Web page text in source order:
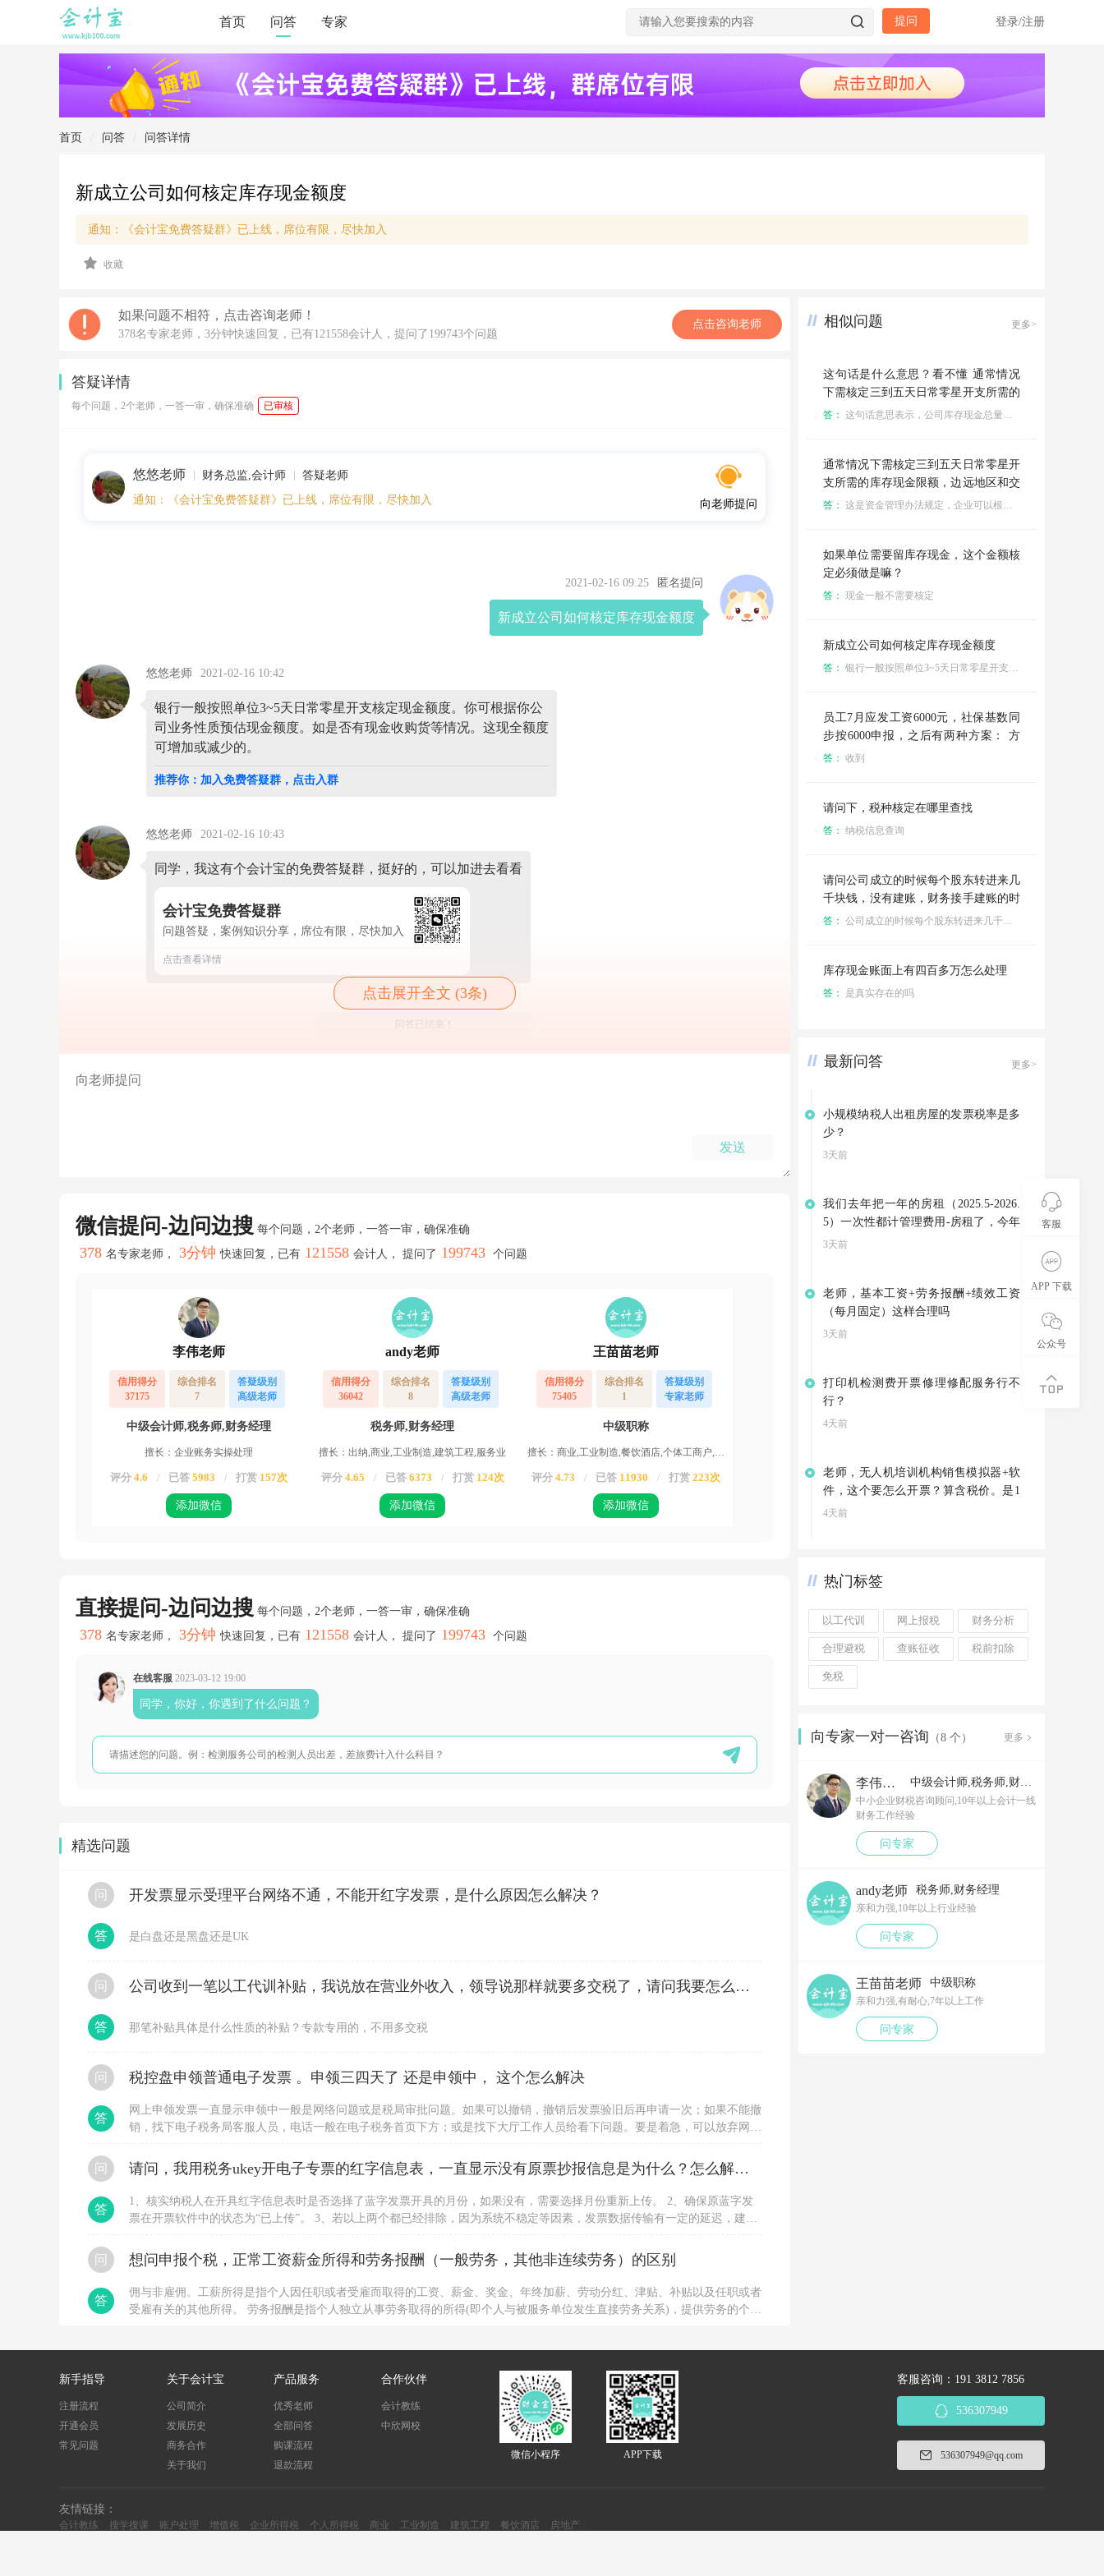
首页 问答 专家 登录/注册
提问
首页 问答 问答详情
新成立公司如何核定库存现金额度
通知：《会计宝免费答疑群》已上线，席位有限，尽快加入
2/
6
5:
4
一
般
按
常
零
星
公
金
额
如
的。
收藏
如果问题不相符，点击咨询老师！
378名专家老师，3分钟快速回复，已有121558会计人，提问了199743个问题
点击咨询老师
答疑详情
每个问题，2个老师，一答一审，确保准确 已审核
悠悠老师 财务总监,会计师
答疑老师
通知：《会计宝免费答疑群》已上线，席位有限，尽快加入
向老师提问
2021-02-16 09:25 匿名提问
新成立公司如何核定库存现金额度
悠悠老师 2021-02-16 10:42
银行一般按照单位3~5天日常零星开支核定现金额度。你可根据你公
司业务性质预估现金额度。如是否有现金收购货等情况。这现全额度
可增加或减少的。
推荐你：加入免费答疑群，点击入群
悠悠老师 2021-02-16 10:43
同学，我这有个会计宝的免费答疑群，挺好的，可以加进去看看
会计宝免费答疑群
问题答疑，案例知识分享，席位有限，尽快加入
点击查看详情
问答已结束！
点击展开全文 (3条)
发送
微信提问-边问边搜 每个问题，2个老师，一答一审，确保准确
378 名专家老师， 3分钟 快速回复，已有 121558 会计人， 提问了 199743 个问题
李伟老师
信用得分
37175
综合排名
7
答疑级别
高级老师
中级会计师,税务师,财务经理
擅长：企业账务实操处理
评分 4.6 / 已答 5983 / 打赏 157次
添加微信
andy老师
信用得分
36042
综合排名
8
答疑级别
高级老师
税务师,财务经理
擅长：出纳,商业,工业制造,建筑工程,服务业
评分 4.65 / 已答 6373 / 打赏 124次
添加微信
王苗苗老师
信用得分
75405
综合排名
1
答疑级别
专家老师
中级职称
擅长：商业,工业制造,餐饮酒店,个体工商户,服务业,运输业,物业,农业,高新企业,其他行业
评分 4.73 / 已答 11930 / 打赏 223次
添加微信
直接提问-边问边搜 每个问题，2个老师，一答一审，确保准确
378 名专家老师， 3分钟 快速回复，已有 121558 会计人， 提问了 199743 个问题
在线客服 2023-03-12 19:00
同学，你好，你遇到了什么问题？
精选问题
开发票显示受理平台网络不通，不能开红字发票，是什么原因怎么解决？
问
是白盘还是黑盘还是UK
答
公司收到一笔以工代训补贴，我说放在营业外收入，领导说那样就要多交税了，请问我要怎么做呢？领导还说让我问税局，跟税局说这笔补贴直接拿来交员工的社保，这样是不是就不用交税了？请问我该怎么做比较好呢？
问
那笔补贴具体是什么性质的补贴？专款专用的，不用多交税
答
税控盘申领普通电子发票 。申领三四天了 还是申领中， 这个怎么解决
问
网上申领发票一直显示申领中一般是网络问题或是税局审批问题。如果可以撤销，撤销后发票验旧后再申请一次；如果不能撤
销，找下电子税务局客服人员，电话一般在电子税务首页下方；或是找下大厅工作人员给看下问题。要是着急，可以放弃网上
答
请问，我用税务ukey开电子专票的红字信息表，一直显示没有原票抄报信息是为什么？怎么解决？
问
1、核实纳税人在开具红字信息表时是否选择了蓝字发票开具的月份，如果没有，需要选择月份重新上传。 2、确保原蓝字发
票在开票软件中的状态为“已上传”。 3、若以上两个都已经排除，因为系统不稳定等因素，发票数据传输有一定的延迟，建议
位协助处理。
答
想问申报个税，正常工资薪金所得和劳务报酬（一般劳务，其他非连续劳务）的区别
问
佣与非雇佣。工薪所得是指个人因任职或者受雇而取得的工资、薪金、奖金、年终加薪、劳动分红、津贴、补贴以及任职或者
受雇有关的其他所得。 劳务报酬是指个人独立从事劳务取得的所得(即个人与被服务单位发生直接劳务关系)，提供劳务的个人
答
相似问题 更多>
这句话是什么意思？看不懂 通常情况
下需核定三到五天日常零星开支所需的
库存现金限额，边远地区和交通不便地
是什么意思
答： 这句话意思表示，公司库存现金总量不得超过规定的限额
通常情况下需核定三到五天日常零星开
支所需的库存现金限额，边远地区和交
通不便地区，经开护航核定限额可多于
答： 这是资金管理办法规定，企业可以根据自身业务备用
如果单位需要留库存现金，这个金额核
定必须做是嘛？
答： 现金一般不需要核定
新成立公司如何核定库存现金额度
答： 银行一般按照单位3~5天日常零星开支核定现金额度。你可根据你公司业务性质预估现金额度。如是否有现金收购货等情况。这现全额度可增加或减少的。
员工7月应发工资6000元，社保基数同
步按6000申报，之后有两种方案： 方
案一：2026年7月起每月固定应发6000
6年度社保基数固定6000元；年内薪资
上调不实时调整。2027年7月基数申
答： 收到
请问下，税种核定在哪里查找
答： 纳税信息查询
请问公司成立的时候每个股东转进来几
千块钱，没有建账，财务接手建账的时
候库存现金只有几百块了，实收资本科
答： 公司成立的时候每个股东转进来几千块钱，钱转到哪儿了？现在库存资金就剩几百块了，其他花在哪儿了，谁花的？
库存现金账面上有四百多万怎么处理
答： 是真实存在的吗
最新问答 更多>
小规模纳税人出租房屋的发票税率是多
少？
3天前
我们去年把一年的房租（2025.5-2026.
5）一次性都计管理费用-房租了，今年
因为3月份就搬到新地址了，是向别家
的退款计入其他应付款，等支付今年的
房租是在转到管理费用——房租吗？
3天前
老师，基本工资+劳务报酬+绩效工资
（每月固定）这样合理吗
3天前
打印机检测费开票修理修配服务行不
行？
4天前
老师，无人机培训机构销售模拟器+软
件，这个要怎么开票？算含税价。是1
3%吗
4天前
热门标签
以工代训 网上报税 财务分析
合理避税 查账征收 税前扣除
免税
向专家一对一咨询 （8 个） 更多
李伟老师 中级会计师,税务师,财务经理
中小企业财税咨询顾问,10年以上会计一线
财务工作经验
问专家
andy老师 税务师,财务经理
亲和力强,10年以上行业经验
问专家
王苗苗老师 中级职称
亲和力强,有耐心,7年以上工作
问专家
新手指导
注册流程
开通会员
常见问题
关于会计宝
公司简介
发展历史
商务合作
关于我们
产品服务
优秀老师
全部问答
购课流程
退款流程
合作伙伴
会计教练
中欣网校
微信小程序 APP下载
客服咨询：191 3812 7856
536307949
536307949@qq.com
友情链接：
会计教练 搜学搜课 账户处理 增值税 企业所得税 个人所得税 商业 工业制造 建筑工程 餐饮酒店 房地产
客服
APP 下载
公众号